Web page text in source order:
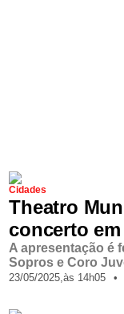
Cidades
Theatro
concerto
A apresentação é
Sopros e Coro
23/05/2025,às 14h05 •